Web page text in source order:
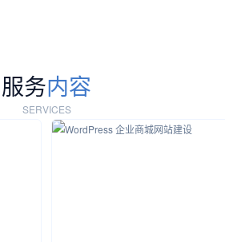
服务内容
SERVICES